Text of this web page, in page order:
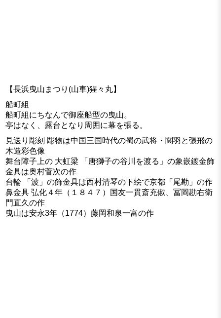
【長浜曳山まつり(山車)猩々丸】
船町組
船町組にちなんで御座船型の曳山。
亭はなく、露台となり周囲に幕を張る。
見送り彫刻 彫物は中国三国時代の蜀の武将・関羽と張飛の
木造彩色像
舞台障子上の 大虹梁 「唐獅子の谷川を渡る」の象嵌鍍金飾
金具は奥村菅次の作
台輪 「波」の飾金具は西村清琴の下絵で京都「尾勘」の作
鼻金具 弘化４年（１８４７）国友一貫斎充俶、冨岡勘右衛
門直久の作
曳山は安永3年（1774）藤岡和泉一富の作